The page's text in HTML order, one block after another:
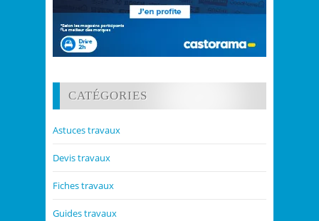
CATÉGORIES
Astuces travaux
Devis travaux
Fiches travaux
Guides travaux